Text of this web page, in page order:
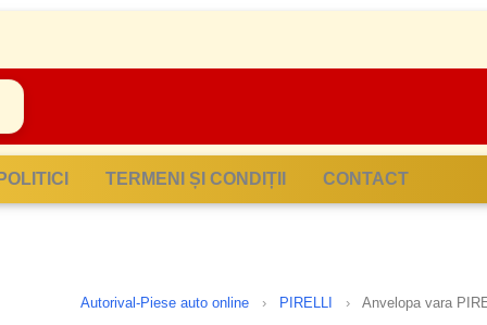
POLITICI TERMENI ȘI CONDIȚII CONTACT
Autorival-Piese auto online › PIRELLI › Anvelopa vara